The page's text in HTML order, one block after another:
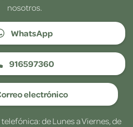
nosotros.
WhatsApp
916597360
electrónico
de Lunes a Viernes, de